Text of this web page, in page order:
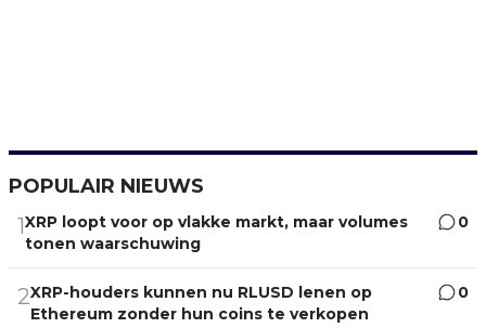
POPULAIR NIEUWS
1XRP loopt voor op vlakke markt, maar volumes
tonen waarschuwing
0
2XRP-houders kunnen nu RLUSD lenen op
Ethereum zonder hun coins te verkopen
0